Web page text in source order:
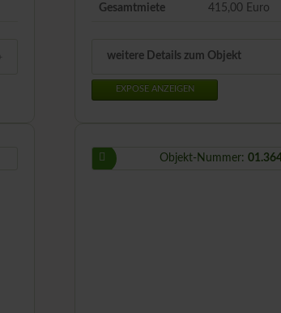
Gesamtmiete 415,00 Euro
weitere Details zum Objekt
EXPOSE ANZEIGEN
Objekt-Nummer: